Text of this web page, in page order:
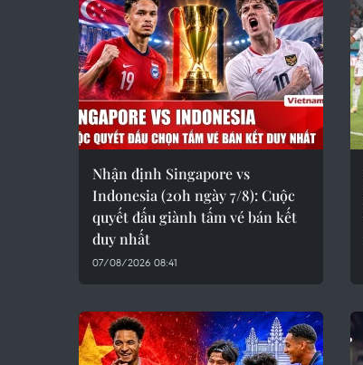
Nhận định Singapore vs
Indonesia (20h ngày 7/8): Cuộc
quyết đấu giành tấm vé bán kết
duy nhất
07/08/2026 08:41